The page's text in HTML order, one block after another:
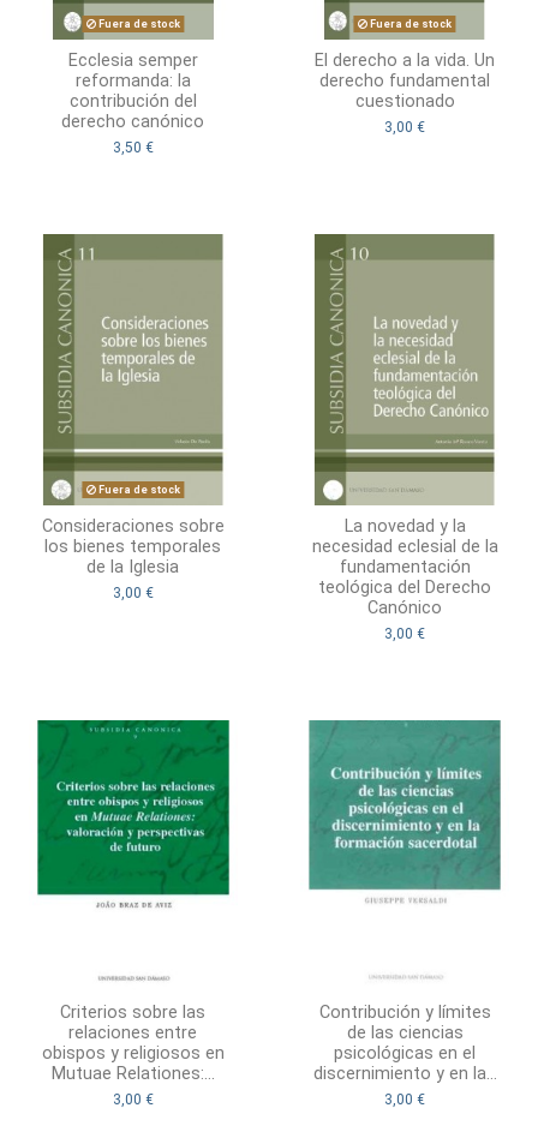
Fuera de stock
Ecclesia semper
reformanda: la
contribución del
derecho canónico
3,50 €
Fuera de stock
El derecho a la vida. Un
derecho fundamental
cuestionado
3,00 €
Fuera de stock
Consideraciones sobre
los bienes temporales
de la Iglesia
3,00 €
La novedad y la
necesidad eclesial de la
fundamentación
teológica del Derecho
Canónico
3,00 €
Criterios sobre las
relaciones entre
obispos y religiosos en
Mutuae Relationes:...
3,00 €
Contribución y límites
de las ciencias
psicológicas en el
discernimiento y en la...
3,00 €